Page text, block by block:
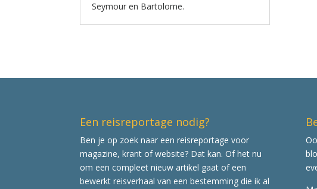
Seymour en Bartolome.
Een reisreportage nodig?
Ben je op zoek naar een reisreportage voor
magazine, krant of website? Dat kan. Of het nu
om een compleet nieuw artikel gaat of een
bewerkt reisverhaal van een bestemming die ik al